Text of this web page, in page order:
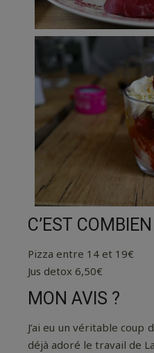
C’EST
Pizza entre 14 et 19€
Jus detox 6,50€
MON AVIS ?
J’ai eu un véritable coup
déjà adoré le travail de